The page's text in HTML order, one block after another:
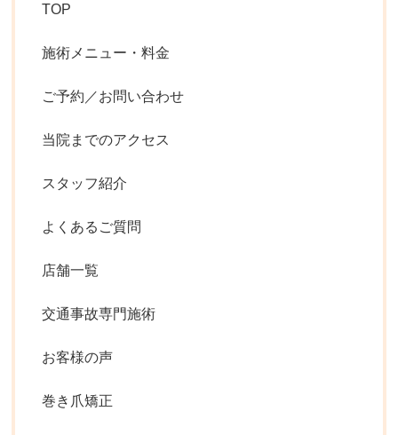
TOP
施術メニュー・料金
ご予約／お問い合わせ
当院までのアクセス
スタッフ紹介
よくあるご質問
店舗一覧
交通事故専門施術
お客様の声
巻き爪矯正